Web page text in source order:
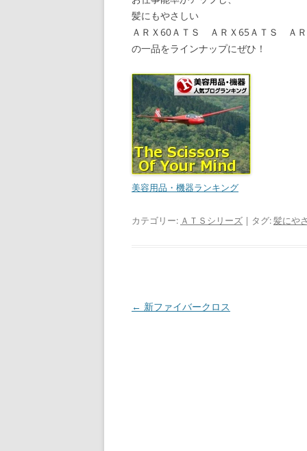
髪にもやさしい
ＡＲＸ60ＡＴＳ ＡＲＸ65ＡＴＳ Ａ
の一品をラインナップにぜひ！
美容用品・機器ランキング
カテゴリー: ＡＴＳシリーズ | タグ:髪にや
投
← 新ファイバークロス